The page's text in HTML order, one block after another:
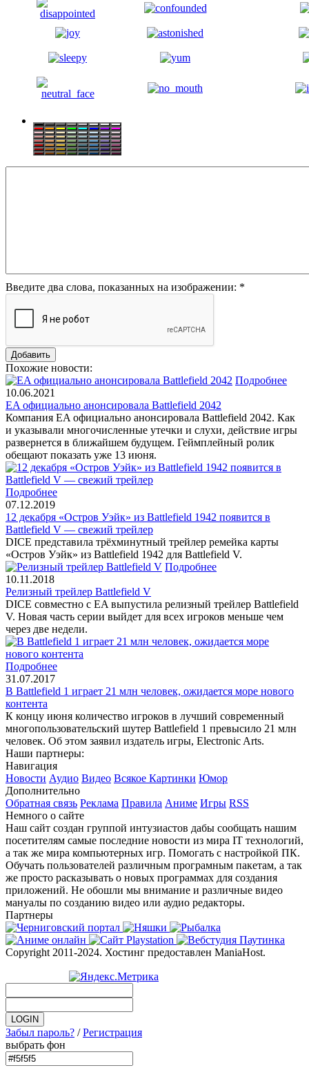
Введите два слова, показанных на изображении: *
Похожие новости:
Подробнее
10.06.2021
EA официально анонсировала Battlefield 2042
Компания EA официально анонсировала Battlefield 2042. Как
и указывали многочисленные утечки и слухи, действие игры
развернется в ближайшем будущем. Геймплейный ролик
обещают показать уже 13 июня.
Подробнее
07.12.2019
12 декабря «Остров Уэйк» из Battlefield 1942 появится в
Battlefield V — свежий трейлер
DICE представила трёхминутный трейлер ремейка карты
«Остров Уэйк» из Battlefield 1942 для Battlefield V.
Подробнее
10.11.2018
Релизный трейлер Battlefield V
DICE совместно с EA выпустила релизный трейлер Battlefield
V. Новая часть серии выйдет для всех игроков меньше чем
через две недели.
Подробнее
31.07.2017
В Battlefield 1 играет 21 млн человек, ожидается море нового
контента
К концу июня количество игроков в лучший современный
многопользовательский шутер Battlefield 1 превысило 21 млн
человек. Об этом заявил издатель игры, Electronic Arts.
Наши партнеры:
Навигация
Новости Аудио Видео Всякое Картинки Юмор
Дополнительно
Обратная связь Реклама Правила Аниме Игры RSS
Немного о сайте
Наш сайт создан группой интузиастов дабы сообщать нашим
посетителям самые последние новости из мира IT технологий,
а так же мира компьютерных игр. Помогать с настройкой ПК.
Обучать пользователей различным програмным пакетам, а так
же просто расказывать о новых программах для создания
приложений. Не обошли мы внимание и различные видео
мануалы по созданию видео или аудио редакторы.
Партнеры
Copyright 2011-2024. Хостинг предоставлен ManiaHost.
Забыл пароль? /Регистрация
выбрать фон